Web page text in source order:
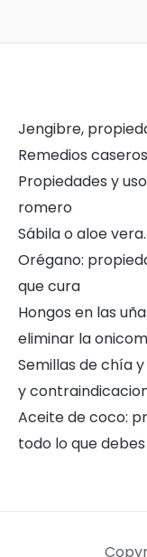
Jengibre,
Remedios
Propiedades y
romero
Sábila o aloe
Orégano:
que cura
Hongos en las
eliminar la
Semillas de chía
y
Aceite de coco:
todo lo que